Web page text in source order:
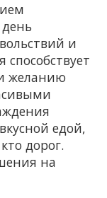
и
желанию
едой,
дорог.
на